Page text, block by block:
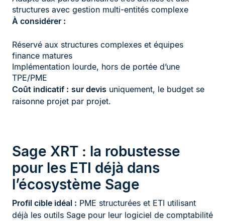
structures avec gestion multi-entités complexe
À considérer :
Réservé aux structures complexes et équipes
finance matures
Implémentation lourde, hors de portée d’une
TPE/PME
Coût indicatif : sur devis uniquement, le budget se
raisonne projet par projet.
Sage XRT : la robustesse
pour les ETI déjà dans
l’écosystème Sage
Profil cible idéal : PME structurées et ETI utilisant
déjà les outils Sage pour leur logiciel de comptabilité